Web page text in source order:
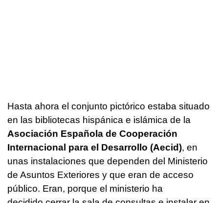
Hasta ahora el conjunto pictórico estaba situado
en las bibliotecas hispánica e islámica de la
Asociación Española de Cooperación
Internacional para el Desarrollo (Aecid), en
unas instalaciones que dependen del Ministerio
de Asuntos Exteriores y que eran de acceso
público. Eran, porque el ministerio ha